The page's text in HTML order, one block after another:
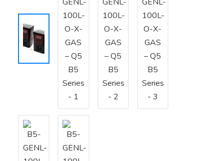
Tư vấn thiết kế, thi công tủ điều khiển
Thi công – Lắp đặt hệ thống HVAC